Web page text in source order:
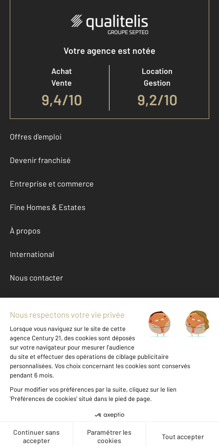
Téléphoner
Votre agence est notée
Achat
Vente
9,4/10
Location
Gestion
9,2/10
Offres d'emploi
Devenir franchisé
Entreprise et commerce
Fine Homes & Estates
À propos
International
Nous contacter
Mentions légales & CGU et Barèmes d'honoraires
Données personnelles
Gestionnaire des cookies
Achat appartement autour de LA TRANCHE SUR MER (85360)